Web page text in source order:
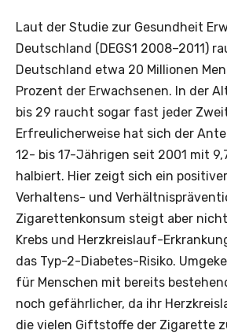
Laut der Studie zur Gesundheit
Deutschland (DEGS1 2008–2011)
Deutschland etwa 20 Millionen
Prozent der Erwachsenen. In der
bis 29 raucht sogar fast jeder
Erfreulicherweise hat sich der
12- bis 17-Jährigen seit 2001 mit
halbiert. Hier zeigt sich ein
Verhaltens- und
Zigarettenkonsum steigt aber
Krebs und Herzkreislauf-
das Typ-2-Diabetes-Risiko.
für Menschen mit bereits
noch gefährlicher, da ihr
die vielen Giftstoffe der Zigarette